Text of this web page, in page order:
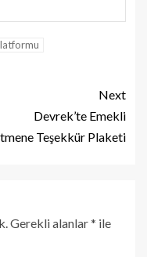
Next
Devrek’te Emekli
Teşekkür Plaketi
Gerekli alanlar* ile